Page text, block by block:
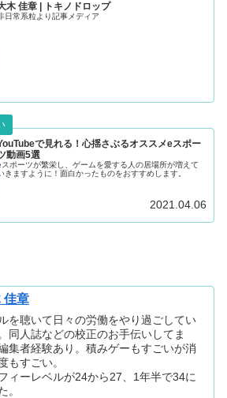
木 佳章 | トキノドロップ
日常系粒より記事メディア
で見れる！心揺さぶるオススメeスポー
動画5選
スポーツが繁栄し、ゲームを愛する人の居場所が増えて
きますように！面白かったものをおすすめします。
2021.04.06
佳章
を聴いて日々の労働をやり過ごしてい
同人誌などの校正のお手伝いしてま
集者経験あり。積みゲーもすごいが消
もすごい。
ィーレベルが24から27、1年半で34に
。